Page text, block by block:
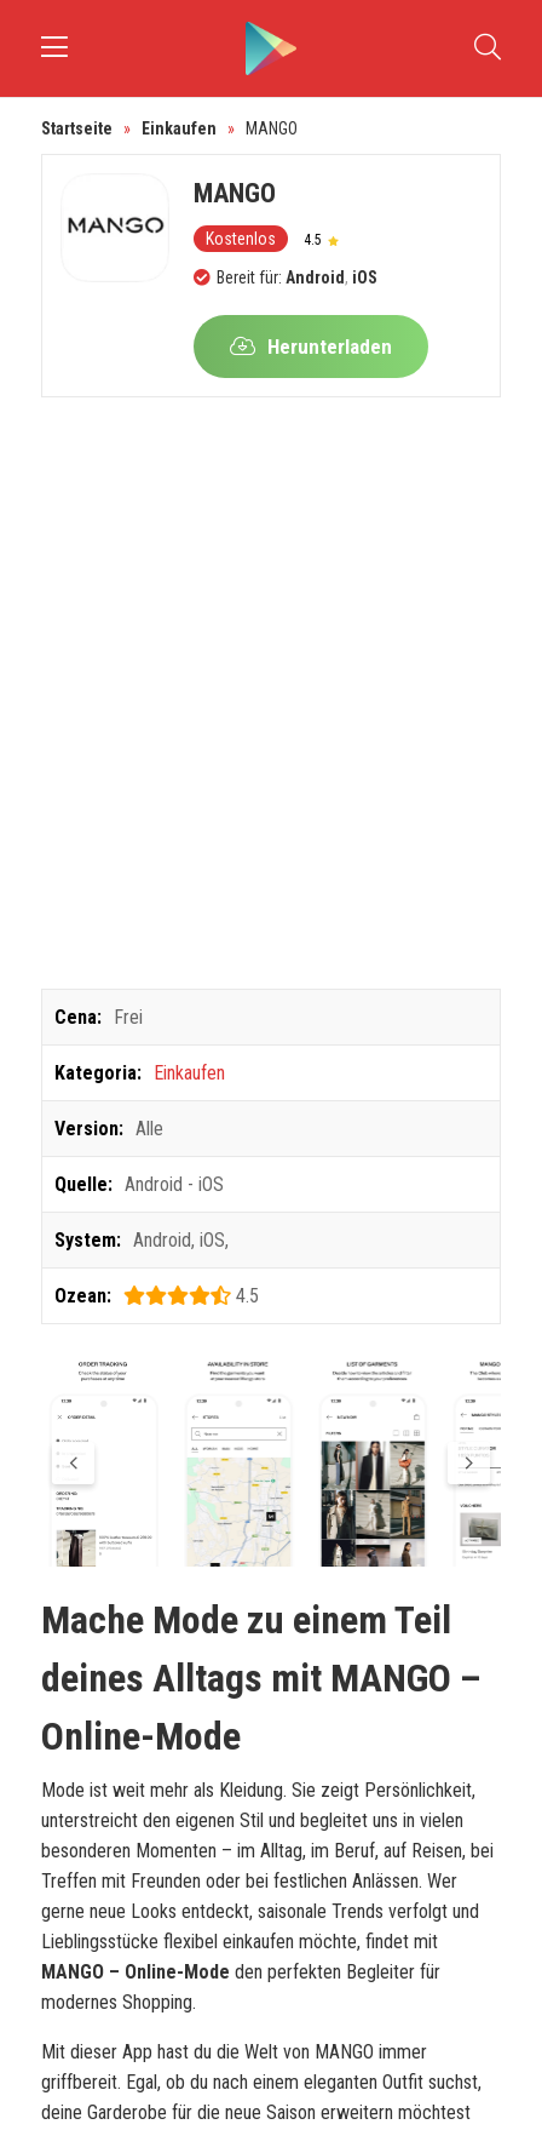
Startseite » Einkaufen » MANGO
MANGO
Kostenlos 4.5
Bereit für: Android , iOS
Herunterladen
Cena: Frei
Kategoria: Einkaufen
Version: Alle
Quelle: Android - iOS
System: Android, iOS,
Ozean: 4.5
Mache Mode zu einem Teil
deines Alltags mit MANGO –
Online-Mode
Mode ist weit mehr als Kleidung. Sie zeigt Persönlichkeit,
unterstreicht den eigenen Stil und begleitet uns in vielen
besonderen Momenten – im Alltag, im Beruf, auf Reisen, bei
Treffen mit Freunden oder bei festlichen Anlässen. Wer
gerne neue Looks entdeckt, saisonale Trends verfolgt und
Lieblingsstücke flexibel einkaufen möchte, findet mit
MANGO – Online-Mode den perfekten Begleiter für
modernes Shopping.
Mit dieser App hast du die Welt von MANGO immer
griffbereit. Egal, ob du nach einem eleganten Outfit suchst,
deine Garderobe für die neue Saison erweitern möchtest